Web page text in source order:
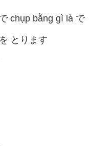
chụp bằng gì là で
とります